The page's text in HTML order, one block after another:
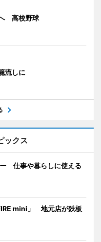
高校野球
流しに
ックス
仕事や暮らしに使える
mini」 地元店が鉄板